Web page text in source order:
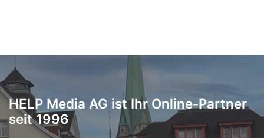
HELP Media AG ist Ihr Online-Partner
seit 1996